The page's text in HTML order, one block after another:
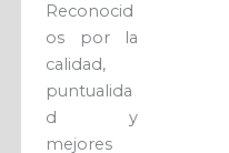
Reconocid
os por la
calidad,
puntualida
d y
mejores